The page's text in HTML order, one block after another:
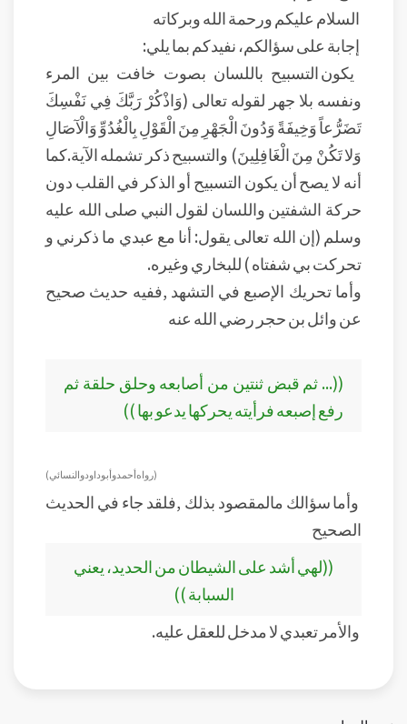
السلام عليكم ورحمة الله وبركاته
إجابة على سؤالكم، نفيدكم بما يلي:
يكون التسبيح باللسان بصوت خافت بين المرء
ونفسه بلا جهر لقوله تعالى (وَاذْكُرْ رَبَّكَ فِي نَفْسِكَ
تَضَرُّعاً وَخِيفَةً وَدُونَ الْجَهْرِ مِنَ الْقَوْلِ بِالْغُدُوِّ وَالْآصَالِ
وَلا تَكُنْ مِنَ الْغَافِلِينَ) والتسبيح ذكر تشمله الآية.كما
أنه لا يصح أن يكون التسبيح أو الذكر في القلب دون
حركة الشفتين واللسان لقول النبي صلى الله عليه
وسلم (إن الله تعالى يقول: أنا مع عبدي ما ذكرني و
تحركت بي شفتاه ) للبخاري وغيره.
وأما تحريك الإصبع في التشهد ,ففيه حديث صحيح
عن وائل بن حجر رضي الله عنه
((... ثم قبض ثنتين من أصابعه وحلق حلقة ثم
رفع إصبعه فرأيته يحركها يدعو بها ))
(رواه أحمد وأبو داود والنسائي)
وأما سؤالك مالمقصود بذلك ,فلقد جاء في الحديث
الصحيح
((لهي أشد على الشيطان من الحديد، يعني
السبابة ))
والأمر تعبدي لا مدخل للعقل عليه.